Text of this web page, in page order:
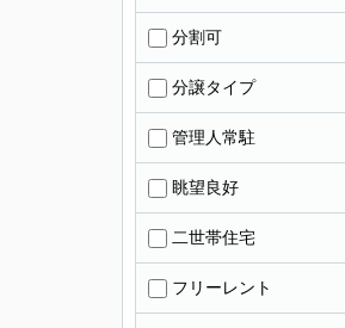
分割可
分譲タイプ
管理人常駐
眺望良好
二世帯住宅
フリーレント